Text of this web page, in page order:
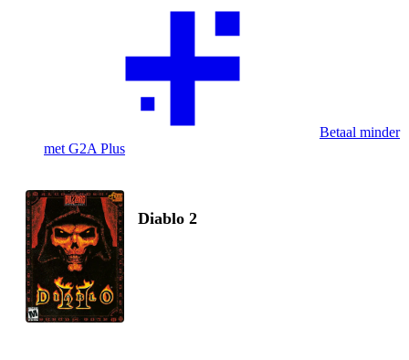
Betaal minder
met G2A Plus
Diablo 2